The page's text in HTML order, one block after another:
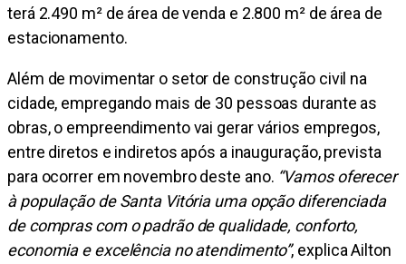
terá 2.490 m² de área de venda e 2.800 m² de área de
estacionamento.
Além de movimentar o setor de construção civil na
cidade, empregando mais de 30 pessoas durante as
obras, o empreendimento vai gerar vários empregos,
entre diretos e indiretos após a inauguração, prevista
para ocorrer em novembro deste ano. “Vamos oferecer
à população de Santa Vitória uma opção diferenciada
de compras com o padrão de qualidade, conforto,
economia e excelência no atendimento”, explica Ailton